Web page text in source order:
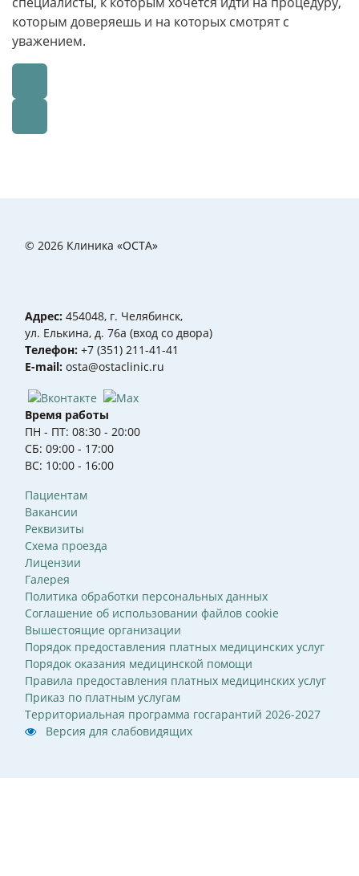
которым доверяешь и на которых смотрят с
уважением.
© 2026 Клиника «ОСТА»
Адрес: 454048, г. Челябинск,
ул. Елькина, д. 76а (вход со двора)
Телефон: +7 (351) 211-41-41
Е-mail: osta@ostaclinic.ru
Время работы
ПН - ПТ: 08:30 - 20:00
СБ: 09:00 - 17:00
ВС: 10:00 - 16:00
Пациентам
Вакансии
Реквизиты
Схема проезда
Лицензии
Галерея
Политика обработки персональных данных
Соглашение об использовании файлов cookie
Вышестоящие организации
Порядок предоставления платных медицинских услуг
Порядок оказания медицинской помощи
Правила предоставления платных медицинских услуг
Приказ по платным услугам
Территориальная программа госгарантий 2026-2027
Версия для слабовидящих